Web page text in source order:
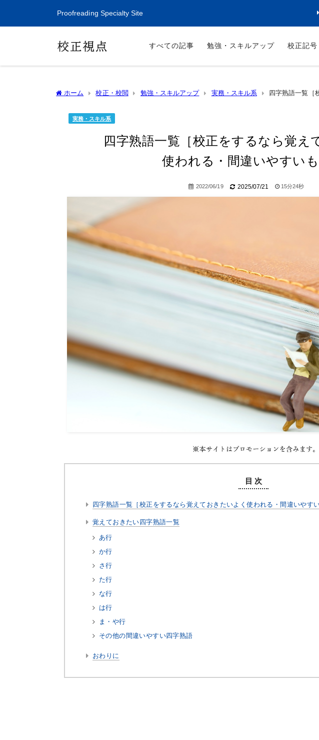
Proofreading Specialty Site
すべての記事 勉強・スキルアップ 校正記号
ホーム 校正・校閲 勉強・スキルアップ 実務・スキル系
四字熟語一覧［
実務・スキル系
四字熟語一覧［校正をするなら覚え
使われる・間違いやすいも
2022/06/19 2025/07/21 15分24秒
目 次
四字熟語一覧［校正をするなら覚えておきたいよく使われる・間違いやすい
覚えておきたい四字熟語一覧
あ行
か行
さ行
た行
な行
は行
ま・や行
その他の間違いやすい四字熟語
おわりに